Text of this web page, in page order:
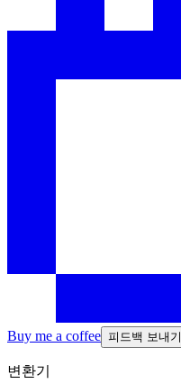
Buy me a coffee 피드백 보내기
변환기